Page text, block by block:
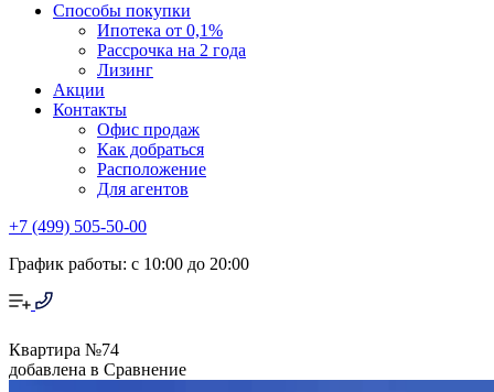
Способы покупки
Ипотека от 0,1%
Рассрочка на 2 года
Лизинг
Акции
Контакты
Офис продаж
Как добраться
Расположение
Для агентов
+7 (499) 505-50-00
График работы: с 10:00 до 20:00
Квартира №74
добавлена в Сравнение